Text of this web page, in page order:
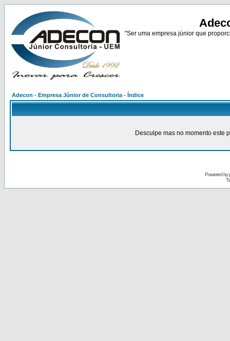
"Ser uma empresa júnior que
Adecon - Empresa Júnior de Consultoria - Índice
Desculpe mas no momento este
Powered by